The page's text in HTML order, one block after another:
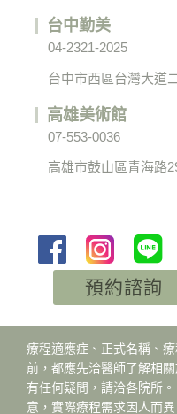
台中勤美
04-2321-2025
台中市西區台灣大道
高雄美術館
07-553-0036
高雄市鼓山區青海路
預約諮詢
療程適應症、正式名稱、
前，都應先洽醫師了解相
有任何疑問，請洽各院所
意，實際療程需求因人而